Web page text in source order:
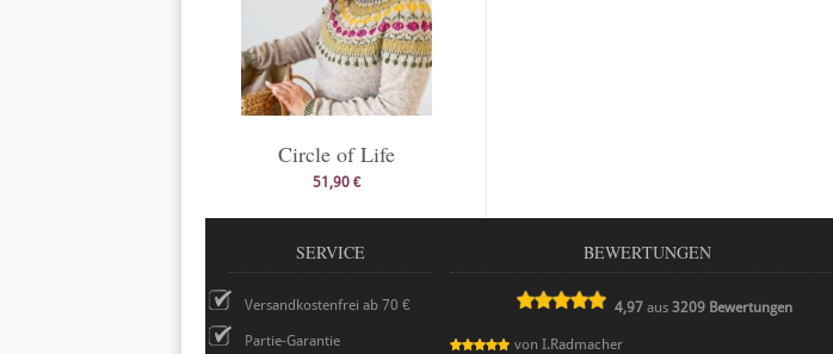
Circle of Life
51,90 €
SERVICE
Versandkostenfrei ab 70 €
Partie-Garantie
BEWERTUNGEN
4,97 aus3209 Bewertungen
von I.Radmacher